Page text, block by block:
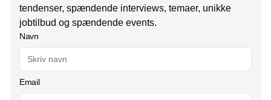
tendenser, spændende interviews, temaer, unikke
jobtilbud og spændende events.
Navn
Email